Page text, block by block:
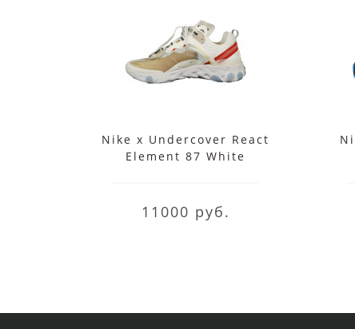
Nike x Undercover React
Element 87 White
11000 руб.